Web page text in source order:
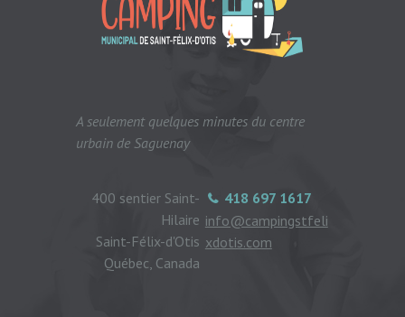
A seulement quelques minutes du centre
urbain de Saguenay
418 697 1617
info@campingstfeli
xdotis.com
400 sentier Saint-
Hilaire
Saint-Félix-d'Otis
Québec, Canada